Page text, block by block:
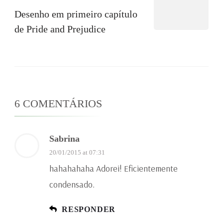
Desenho em primeiro capítulo
de Pride and Prejudice
6 COMENTÁRIOS
Sabrina
20/01/2015 at 07:31
hahahahaha Adorei! Eficientemente
condensado.
RESPONDER